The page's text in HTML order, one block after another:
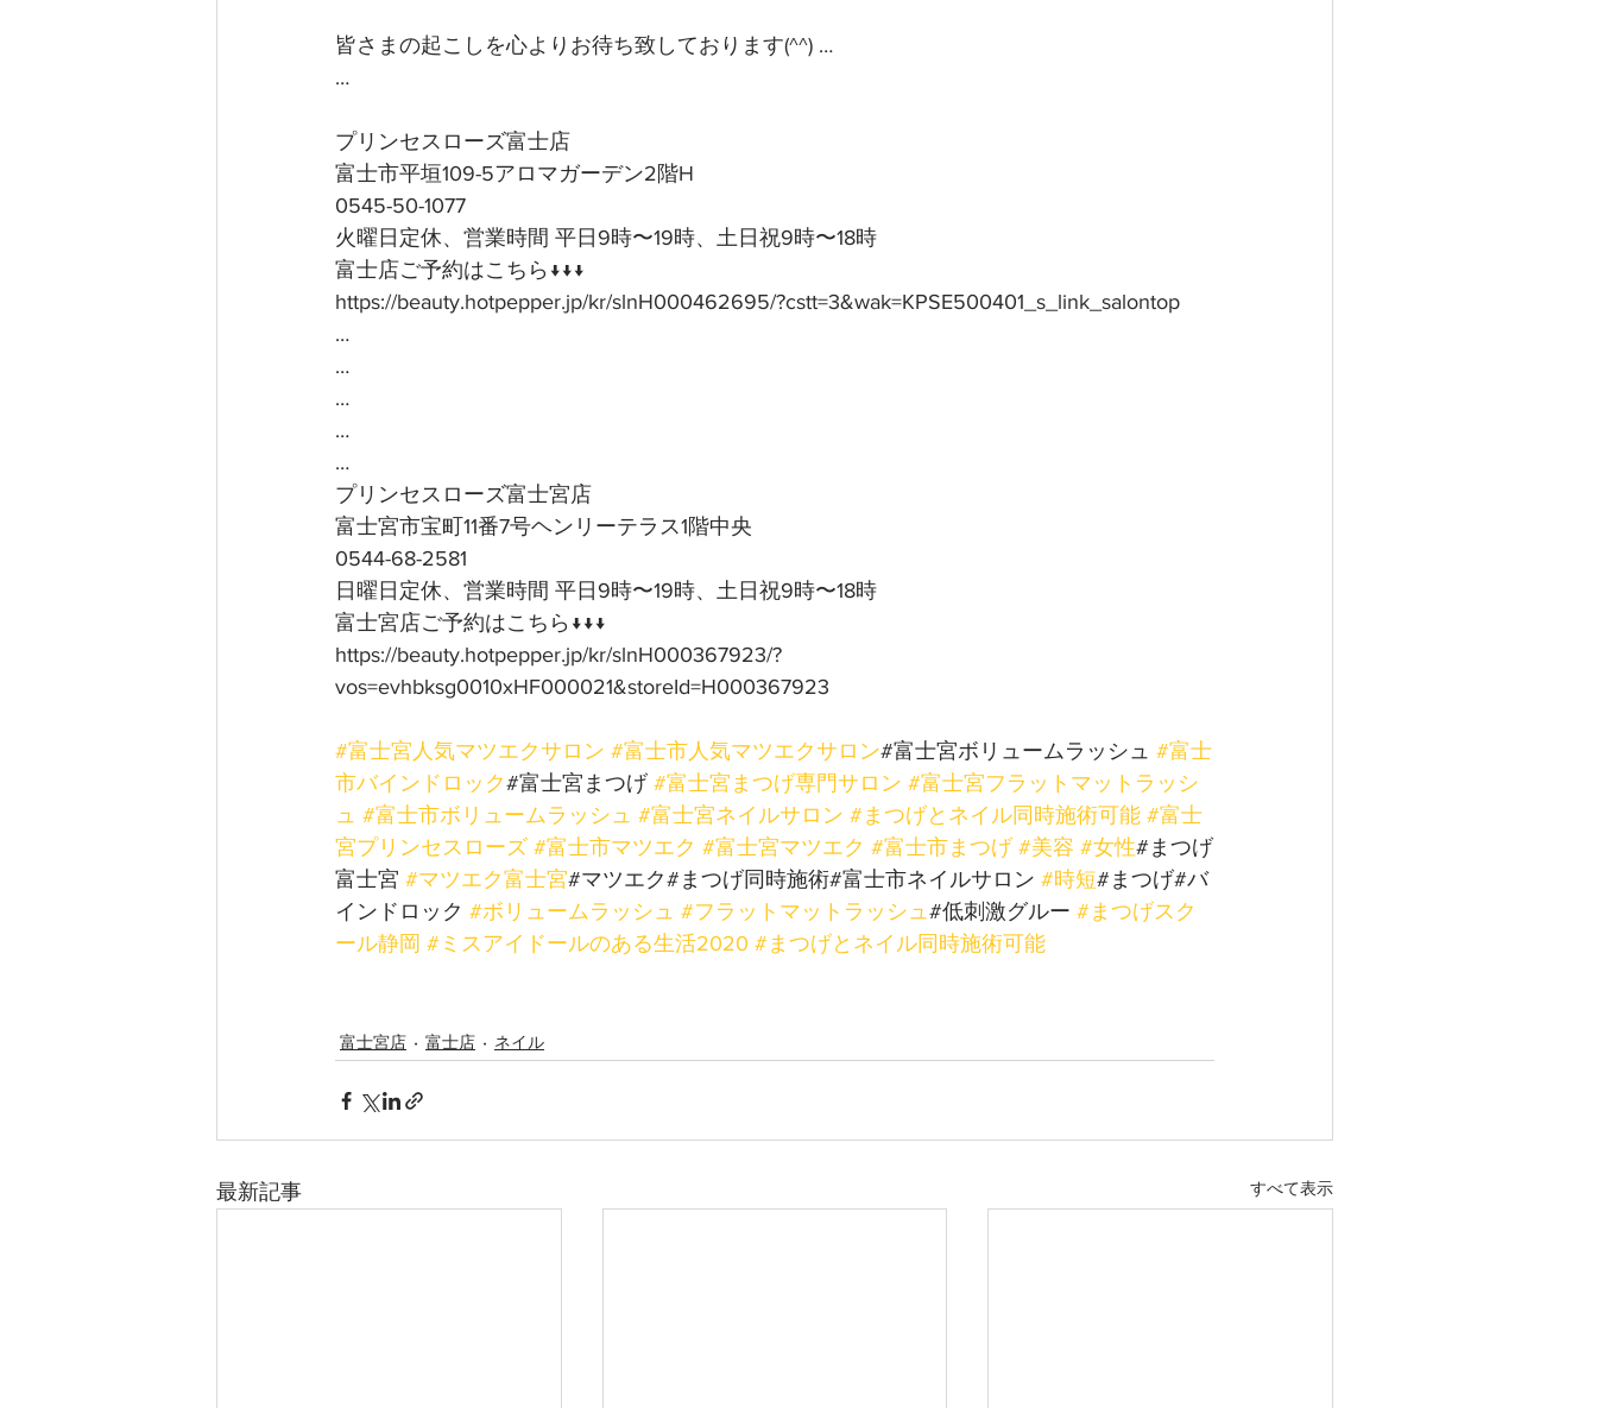
皆さまの起こしを心よりお待ち致しております(^^) …
…
プリンセスローズ富士店
富士市平垣109-5アロマガーデン2階H
0545-50-1077
火曜日定休、営業時間 平日9時〜19時、土日祝9時〜18時
富士店ご予約はこちら↓↓↓
https://beauty.hotpepper.jp/kr/slnH000462695/?cstt=3&wak=KPSE500401_s_link_salontop
…
…
…
…
…
プリンセスローズ富士宮店
富士宮市宝町11番7号ヘンリーテラス1階中央
0544-68-2581
日曜日定休、営業時間 平日9時〜19時、土日祝9時〜18時
富士宮店ご予約はこちら↓↓↓
https://beauty.hotpepper.jp/kr/slnH000367923/?
vos=evhbksg0010xHF000021&storeId=H000367923
#富士宮人気マツエクサロン #富士市人気マツエクサロン#富士宮ボリュームラッシュ #富士
市バインドロック#富士宮まつげ #富士宮まつげ専門サロン #富士宮フラットマットラッシ
ュ #富士市ボリュームラッシュ #富士宮ネイルサロン #まつげとネイル同時施術可能 #富士
宮プリンセスローズ #富士市マツエク #富士宮マツエク #富士市まつげ #美容 #女性#まつげ
富士宮 #マツエク富士宮#マツエク#まつげ同時施術#富士市ネイルサロン #時短#まつげ#バ
インドロック #ボリュームラッシュ #フラットマットラッシュ#低刺激グルー #まつげスク
ール静岡 #ミスアイドールのある生活2020 #まつげとネイル同時施術可能
富士宮店 富士店 ネイル
最新記事 すべて表示